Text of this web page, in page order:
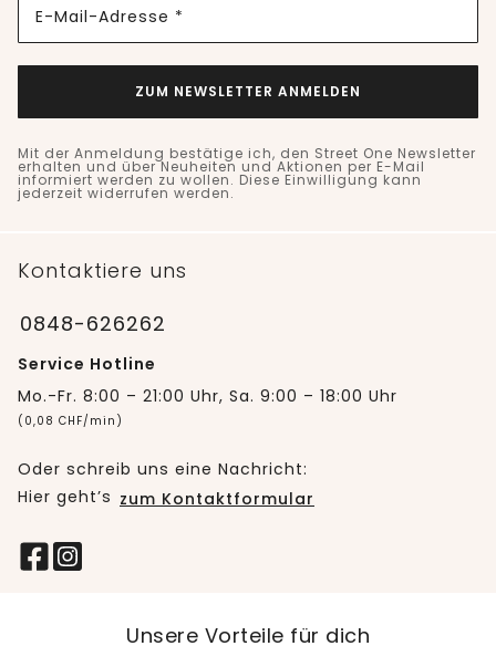
E-Mail-Adresse *
ZUM NEWSLETTER ANMELDEN
Mit der Anmeldung bestätige ich, den Street One Newsletter
erhalten und über Neuheiten und Aktionen per E-Mail
informiert werden zu wollen. Diese Einwilligung kann
jederzeit widerrufen werden.
Kontaktiere uns
0848-626262
Service Hotline
Mo.-Fr. 8:00 – 21:00 Uhr, Sa. 9:00 – 18:00 Uhr
(0,08 CHF/min)
Oder schreib uns eine Nachricht:
Hier geht’s zum Kontaktformular
Unsere Vorteile für dich